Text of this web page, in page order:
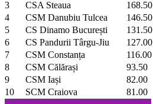
3 CSA Steaua
168.50
4
CSM Danubiu Tulcea
146.50
5
CS Dinamo București
131.50
6
CS Pandurii Târgu-Jiu
127.00
7
CSM Constanța
116.00
8
CSM Călărași
93.50
9
CSM Iași
82.00
10
SCM Craiova 81.00